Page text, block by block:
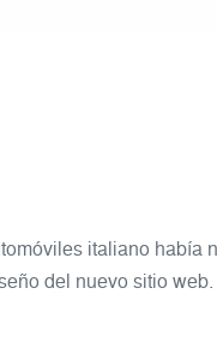
italiano había
del nuevo sitio